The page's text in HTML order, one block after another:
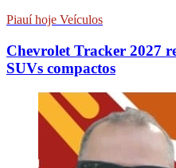
Piauí hoje Veículos
Chevrolet Tracker 2027
SUVs compactos